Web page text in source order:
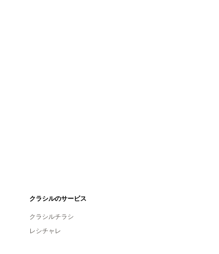
クラシルのサービス
クラシルチラシ
レシチャレ